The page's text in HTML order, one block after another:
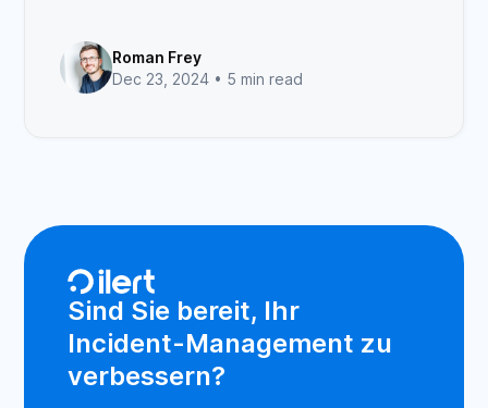
angegangen sind.
Roman Frey
Dec 23, 2024 • 5 min read
Sind Sie bereit, Ihr
Incident-Management zu
verbessern?